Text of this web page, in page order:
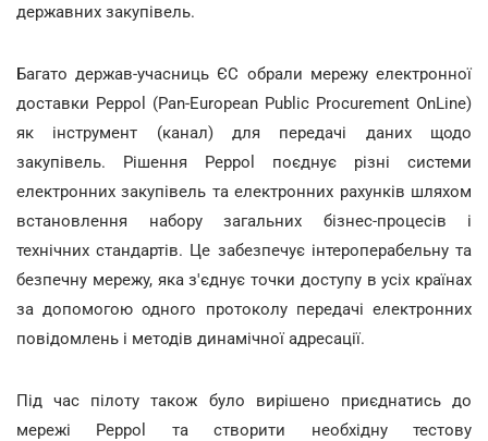
державних закупівель.
Багато держав-учасниць ЄС обрали мережу електронної
доставки Peppol (Pan-European Public Procurement OnLine)
як інструмент (канал) для передачі даних щодо
закупівель. Рішення Peppol поєднує різні системи
електронних закупівель та електронних рахунків шляхом
встановлення набору загальних бізнес-процесів і
технічних стандартів. Це забезпечує інтероперабельну та
безпечну мережу, яка з'єднує точки доступу в усіх країнах
за допомогою одного протоколу передачі електронних
повідомлень і методів динамічної адресації.
Під час пілоту також було вирішено приєднатись до
мережі Peppol та створити необхідну тестову